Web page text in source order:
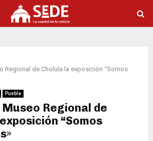
Regional de Cholula la exposición “Somos
Puebla
Regional de
“Somos